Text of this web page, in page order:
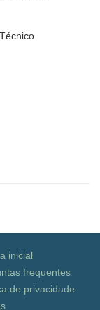
inicial
frequentes
de privacidade